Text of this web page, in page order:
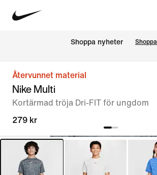
Shoppa nyheter Shoppa
Återvunnet material
Nike Multi
Kortärmad tröja Dri-FIT för ungdom
279 kr